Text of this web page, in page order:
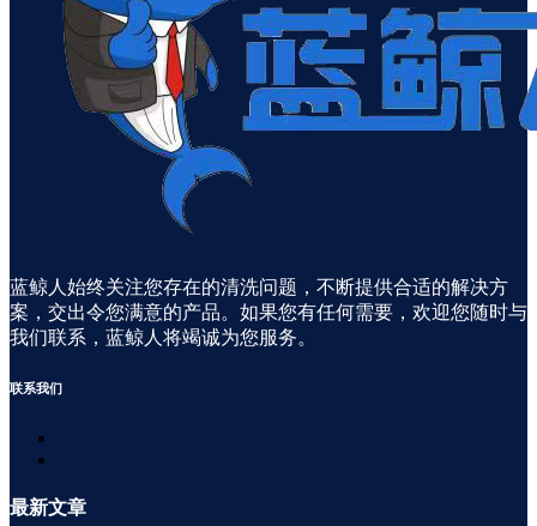
蓝鲸人始终关注您存在的清洗问题，不断提供合适的解决方
案，交出令您满意的产品。如果您有任何需要，欢迎您随时与
我们联系，蓝鲸人将竭诚为您服务。
联系我们
最新文章